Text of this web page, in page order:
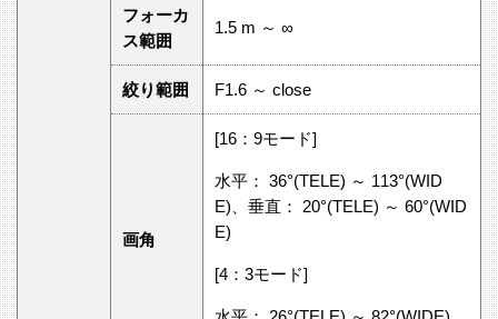
フォーカ
ス範囲
1.5 m ～ ∞
絞り範囲 F1.6 ～ close
画角
[16：9モード]
水平： 36°(TELE) ～ 113°(WID
E)、垂直： 20°(TELE) ～ 60°(WID
E)
[4：3モード]